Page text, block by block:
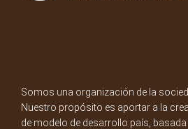
Somos una organización de la
Nuestro propósito es aportar a la
de modelo de desarrollo país, basada